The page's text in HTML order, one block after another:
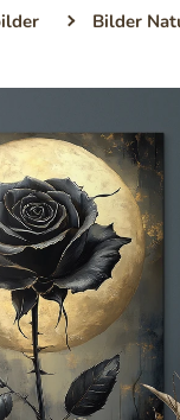
Bilder